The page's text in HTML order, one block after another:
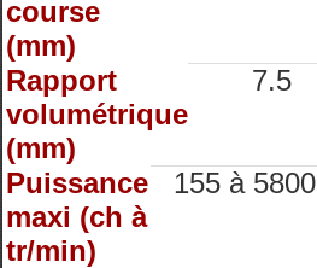
course
(mm)
Rapport
volumétrique
(mm)
7.5
Puissance
maxi (ch à
tr/min)
155 à 5800